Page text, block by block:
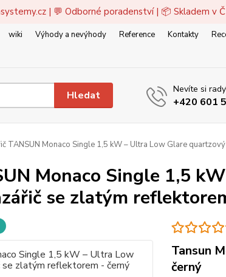
| 💬 Odborné poradenství | 📦 Skladem v
wiki Výhody a nevýhody Reference Kontakty
Hledat Nevíte si
+420 601
TANSUN Monaco Single 1,5 kW – Ultra Low Glare
Monaco Single 1,5
se zlatým
Tansun
černý